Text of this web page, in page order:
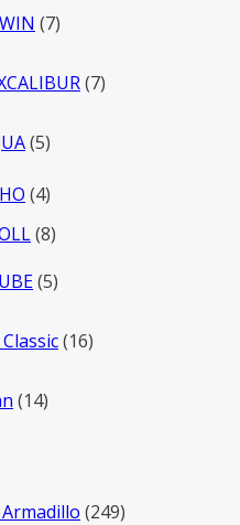
77
77
55
44
товара
88
55
1616
1414
249249